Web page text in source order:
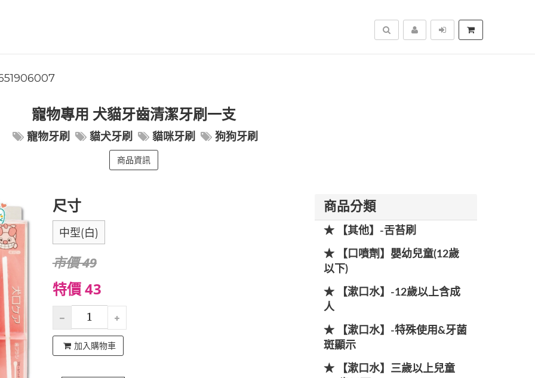
搜尋
寵物專用 犬貓牙齒清潔牙刷一支
寵物牙刷 貓犬牙刷 貓咪牙刷 狗狗牙刷
商品資訊
尺寸
中型(白)
市價 49
特價 43
加入購物車
商品分類
★ 【其他】-舌苔刷
★ 【口噴劑】嬰幼兒童(12歲
以下)
★ 【漱口水】-12歲以上含成
人
★ 【漱口水】-特殊使用&牙菌
斑顯示
★ 【漱口水】三歲以上兒童